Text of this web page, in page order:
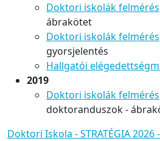
Doktori iskolák felmérés
ábrakötet
Doktori iskolák felmérés
gyorsjelentés
Hallgatói
2019
Doktori iskolák felmérés
doktoranduszok -
Doktori Iskola - STRATÉGIA 2026